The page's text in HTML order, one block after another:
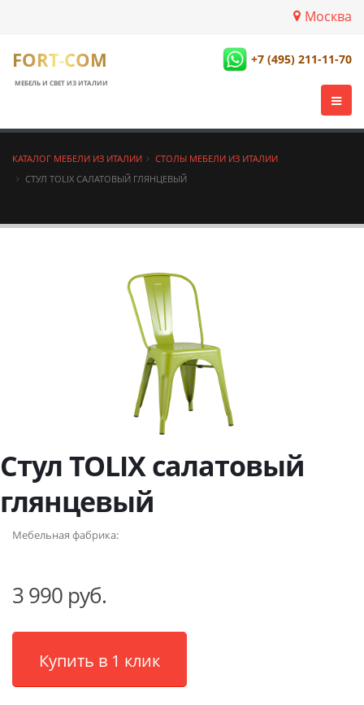
Москва
FORT-COM
МЕБЕЛЬ И СВЕТ ИЗ ИТАЛИИ
+7 (495) 211-11-70
КАТАЛОГ МЕБЕЛИ ИЗ ИТАЛИИ
СТОЛЫ МЕБЕЛИ ИЗ ИТАЛИИ
СТУЛ TOLIX САЛАТОВЫЙ ГЛЯНЦЕВЫЙ
Стул TOLIX салатовый
глянцевый
Мебельная фабрика:
3 990 руб.
Купить в 1 клик